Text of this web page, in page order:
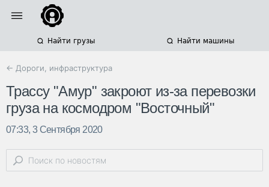
Найти грузы Найти машины
← Дороги, инфраструктура
Трассу "Амур" закроют из-за перевозки
груза на космодром "Восточный"
07:33, 3 Сентября 2020